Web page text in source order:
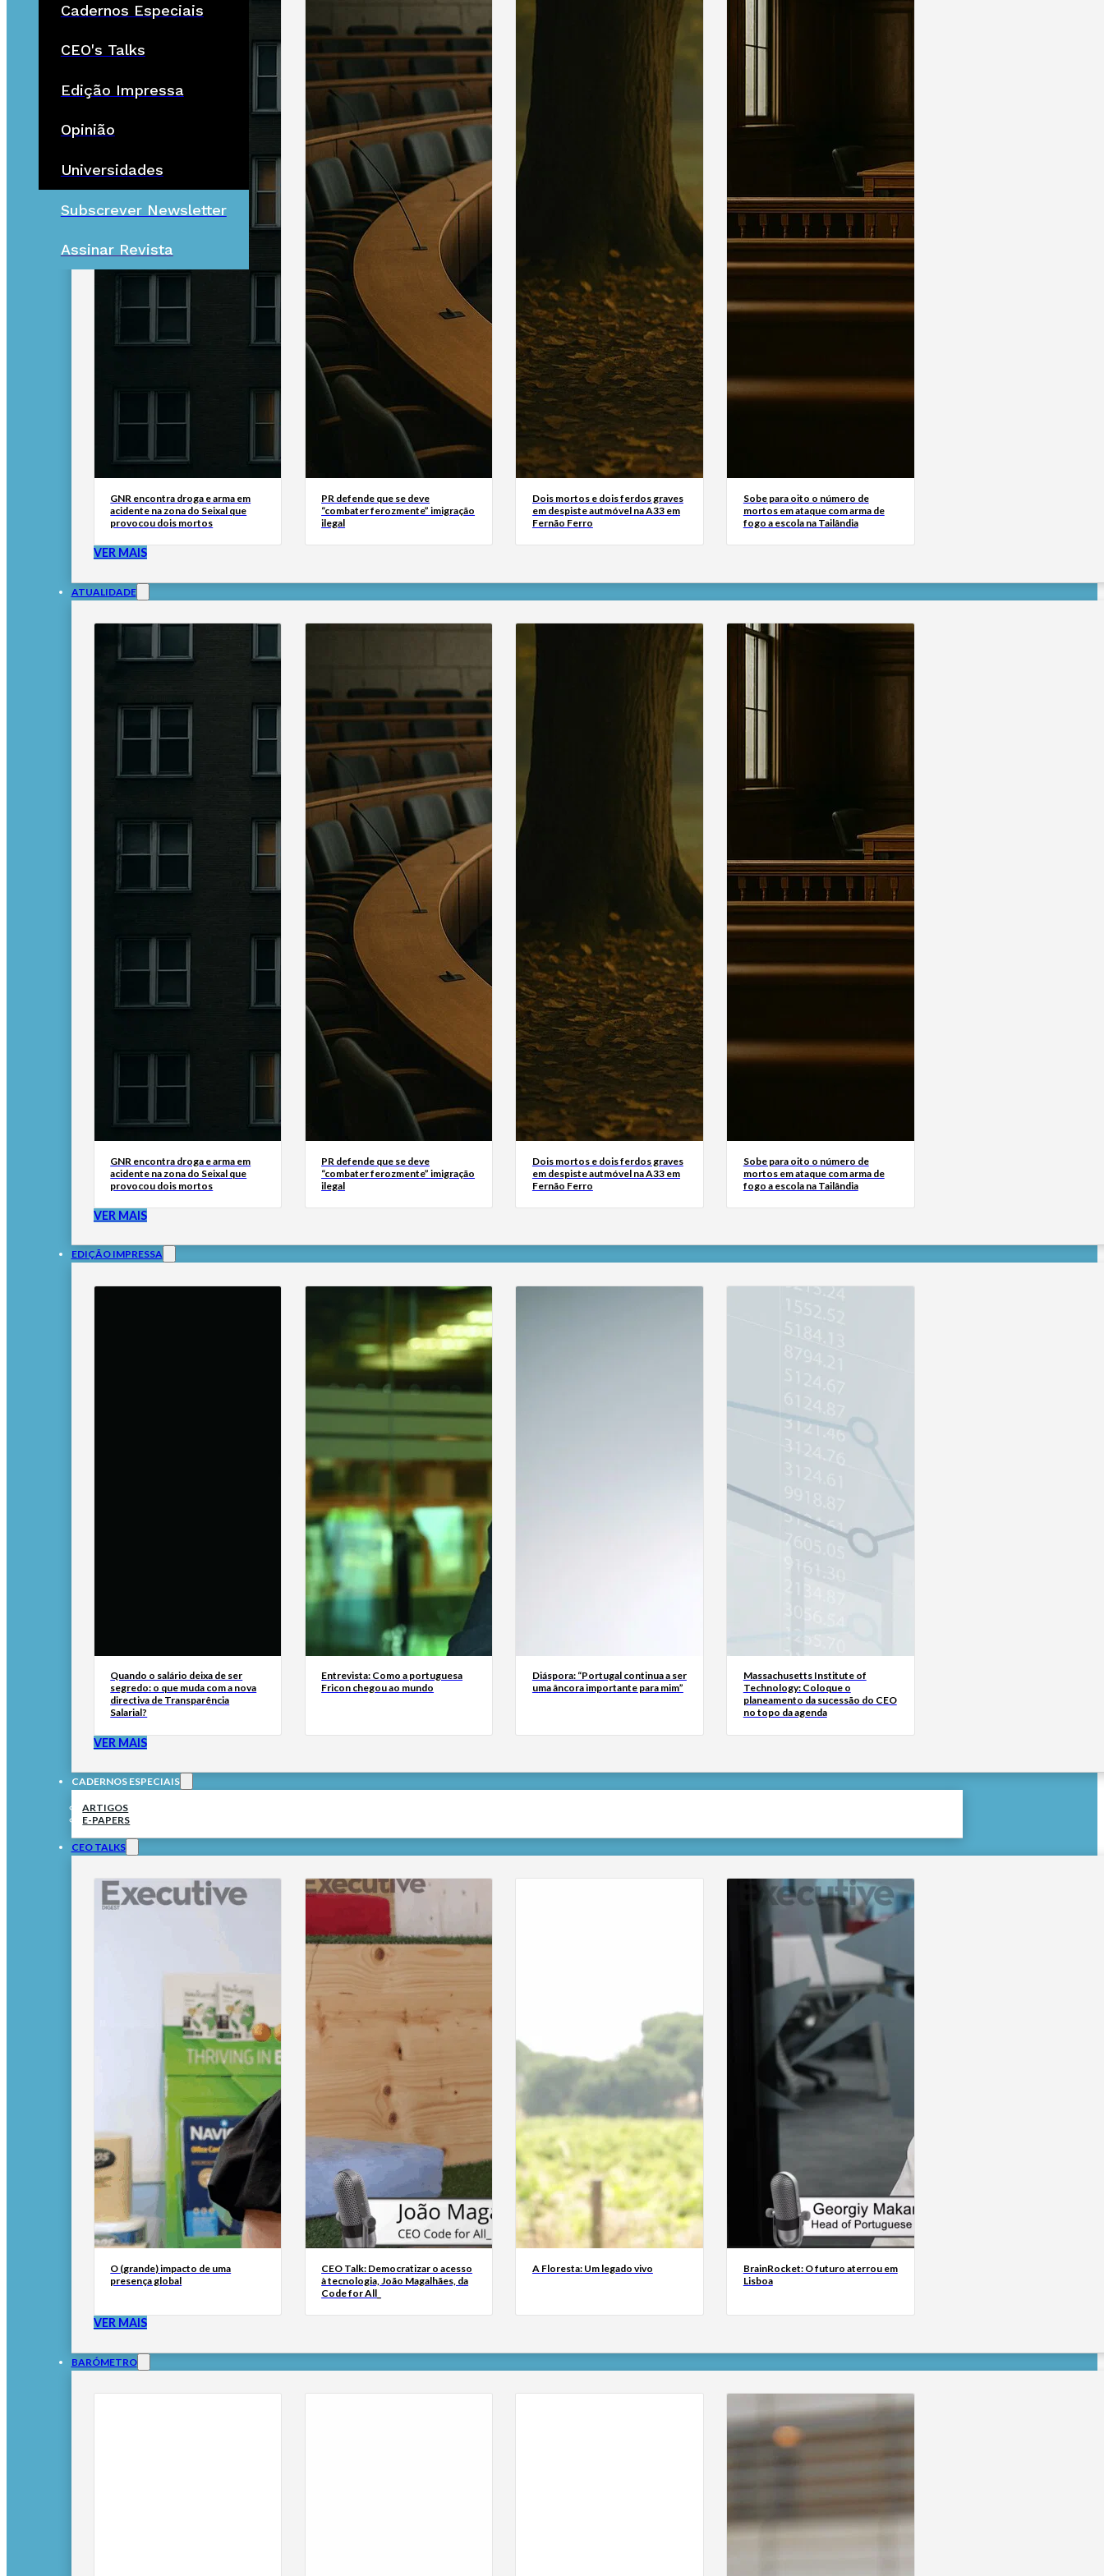
Cadernos Especiais
CEO's Talks
Edição Impressa
Opinião
Universidades
Subscrever Newsletter
Assinar Revista
GNR encontra droga e arma em
acidente na zona do Seixal que
provocou dois mortos
PR defende que se deve
“combater ferozmente” imigração
ilegal
Dois mortos e dois ferdos graves
em despiste autmóvel na A33 em
Fernão Ferro
Sobe para oito o número de
mortos em ataque com arma de
fogo a escola na Tailândia
VER MAIS
ATUALIDADE
GNR encontra droga e arma em
acidente na zona do Seixal que
provocou dois mortos
PR defende que se deve
“combater ferozmente” imigração
ilegal
Dois mortos e dois ferdos graves
em despiste autmóvel na A33 em
Fernão Ferro
Sobe para oito o número de
mortos em ataque com arma de
fogo a escola na Tailândia
VER MAIS
EDIÇÃO IMPRESSA
Quando o salário deixa de ser
segredo: o que muda com a nova
directiva de Transparência
Salarial?
Entrevista: Como a portuguesa
Fricon chegou ao mundo
Diáspora: “Portugal continua a ser
uma âncora importante para mim”
Massachusetts Institute of
Technology: Coloque o
planeamento da sucessão do CEO
no topo da agenda
VER MAIS
CADERNOS ESPECIAIS
ARTIGOS
E-PAPERS
CEO TALKS
O (grande) impacto de uma
presença global
CEO Talk: Democratizar o acesso
à tecnologia, João Magalhães, da
Code for All_
A Floresta: Um legado vivo
BrainRocket: O futuro aterrou em
Lisboa
VER MAIS
BARÓMETRO